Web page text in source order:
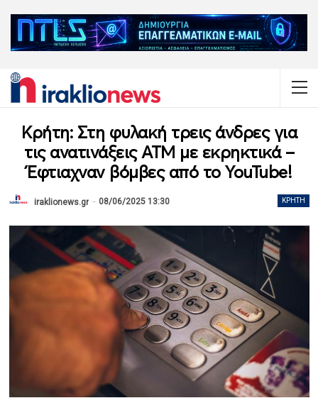
Κρήτη: Στη φυλακή τρεις άνδρες για
τις ανατινάξεις ΑΤΜ με εκρηκτικά –
Έφτιαχναν βόμβες από το YouTube!
ΚΡΉΤΗ
iraklionews.gr 08/06/2025 13:30